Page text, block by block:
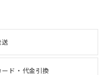
ド・代金引換